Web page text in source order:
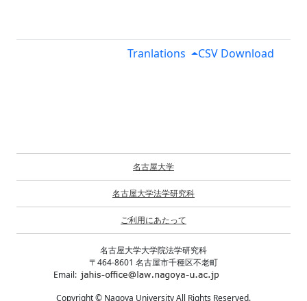
Tranlations CSV Download
名古屋大学
名古屋大学法学研究科
ご利用にあたって
名古屋大学大学院法学研究科
〒464-8601 名古屋市千種区不老町
Email:
Copyright © Nagoya University All Rights Reserved.